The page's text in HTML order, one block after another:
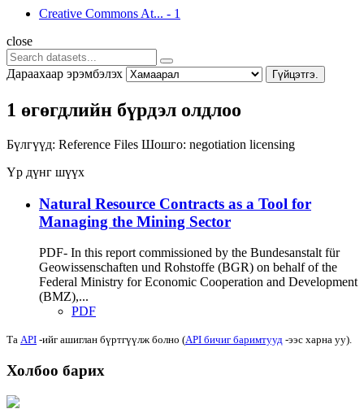
Creative Commons At... - 1
close
Дараахаар эрэмбэлэх Гүйцэтгэ.
1 өгөгдлийн бүрдэл олдлоо
Бүлгүүд: Reference Files Шошго: negotiation licensing
Үр дүнг шүүх
Natural Resource Contracts as a Tool for
Managing the Mining Sector
PDF- In this report commissioned by the Bundesanstalt für
Geowissenschaften und Rohstoffe (BGR) on behalf of the
Federal Ministry for Economic Cooperation and Development
(BMZ),...
PDF
Та API -ийг ашиглан бүртгүүлж болно (API бичиг баримтууд -ээс харна уу).
Холбоо барих